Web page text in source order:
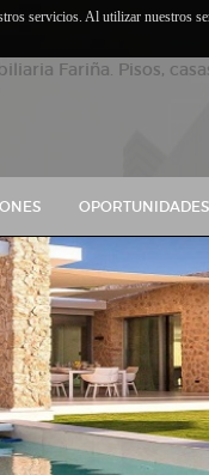
Fariña. Pisos,
OPORTUNIDADES
servicios. Al utilizar nuestros